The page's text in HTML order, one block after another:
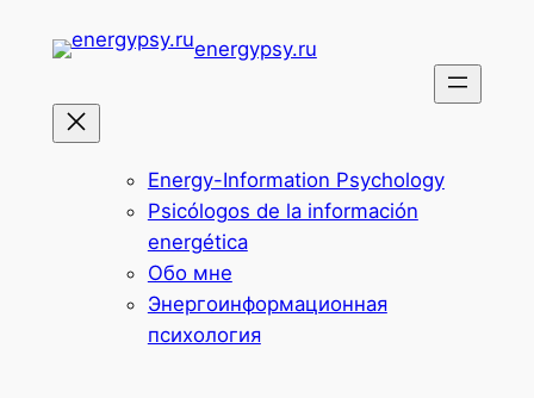
energypsy.ru
Energy-Information Psychology
Psicólogos de la información
energética
Обо мне
Энергоинформационная
психология